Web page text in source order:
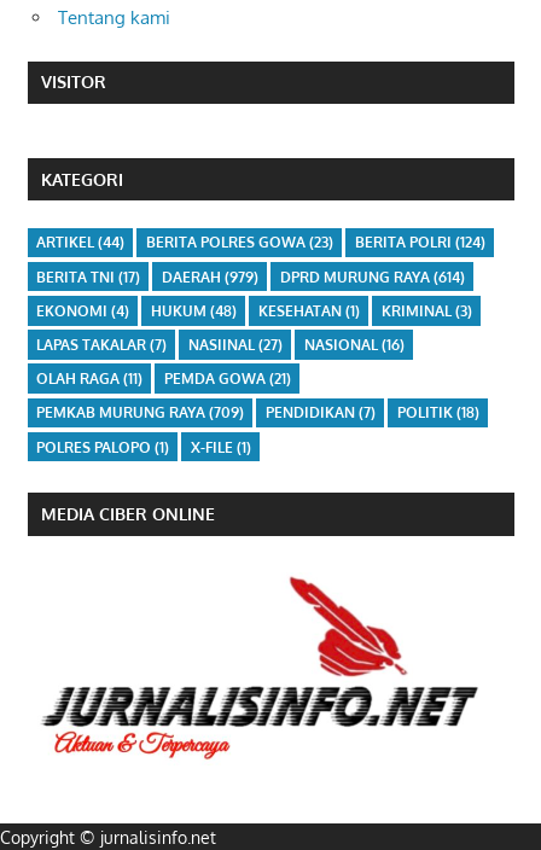
Tentang kami
VISITOR
KATEGORI
ARTIKEL(44) BERITA POLRES GOWA(23) BERITA POLRI (124)
BERITA TNI (17) DAERAH (979) DPRD MURUNG RAYA(614)
EKONOMI (4) HUKUM (48) KESEHATAN(1) KRIMINAL (3)
LAPAS TAKALAR(7) NASIINAL (27) NASIONAL (16)
OLAH RAGA(11) PEMDA GOWA(21)
PEMKAB MURUNG RAYA(709) PENDIDIKAN(7) POLITIK(18)
POLRES PALOPO (1) X-FILE (1)
MEDIA CIBER ONLINE
Copyright © jurnalisinfo.net